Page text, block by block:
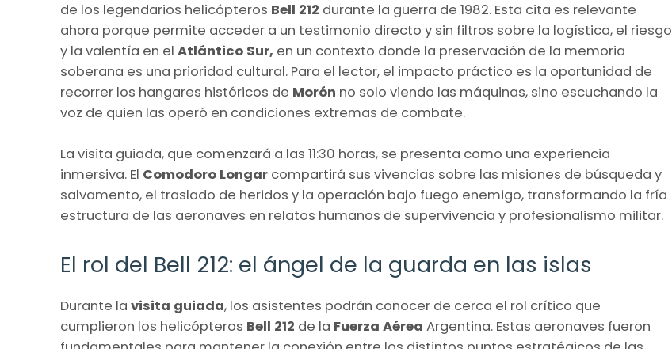
de los legendarios helicópteros Bell 212 durante la guerra de 1982. Esta cita es relevante
ahora porque permite acceder a un testimonio directo y sin filtros sobre la logística, el riesgo
y la valentía en el Atlántico Sur, en un contexto donde la preservación de la memoria
soberana es una prioridad cultural. Para el lector, el impacto práctico es la oportunidad de
recorrer los hangares históricos de Morón no solo viendo las máquinas, sino escuchando la
voz de quien las operó en condiciones extremas de combate.
La visita guiada, que comenzará a las 11:30 horas, se presenta como una experiencia
inmersiva. El Comodoro Longar compartirá sus vivencias sobre las misiones de búsqueda y
salvamento, el traslado de heridos y la operación bajo fuego enemigo, transformando la fría
estructura de las aeronaves en relatos humanos de supervivencia y profesionalismo militar.
El rol del Bell 212: el ángel de la guarda en las islas
Durante la visita guiada, los asistentes podrán conocer de cerca el rol crítico que
cumplieron los helicópteros Bell 212 de la Fuerza Aérea Argentina. Estas aeronaves fueron